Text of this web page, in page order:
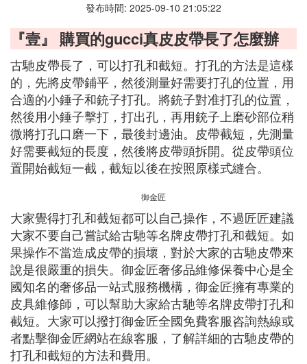
發布時間: 2025-09-10 21:05:22
『壹』 購買的gucci真皮皮帶長了怎麼辦
古馳皮帶長了，可以打孔和截短。打孔的方法是這樣
的，先將皮帶鋪平，然後測量好需要打孔的位置，用
合適的小錘子和銃子打孔。將銃子對准打孔的位置，
然後用小錘子擊打，打出孔，再用銃子上磨砂部位稍
微將打孔口磨一下，最後封邊油。皮帶截短，先測量
好需要截短的長度，然後將皮帶頭拆開。從皮帶頭位
置開始截短一截，截短以後在按照原樣式縫合。
御金匠
大家覺得打孔和截短都可以自己操作，不過匠匠建議
大家不要自己嘗試給古馳等名牌皮帶打孔和截短。如
果操作不當造成皮帶的損壞，對於大家的古馳皮帶來
說是很嚴重的損失。御金匠奢侈品維修保養中心是全
國知名的奢侈品一站式服務機構，御金匠擁有專業的
皮具維修師，可以幫助大家給古馳等名牌皮帶打孔和
截短。大家可以撥打御金匠全國免費客服咨詢熱線或
者點擊御金匠網站在線客服，了解詳細的古馳皮帶的
打孔和截短的方法和費用。